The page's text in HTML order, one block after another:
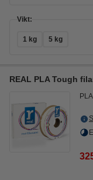
Vikt:
1 kg 5 kg
REAL PLA Tough
PLA